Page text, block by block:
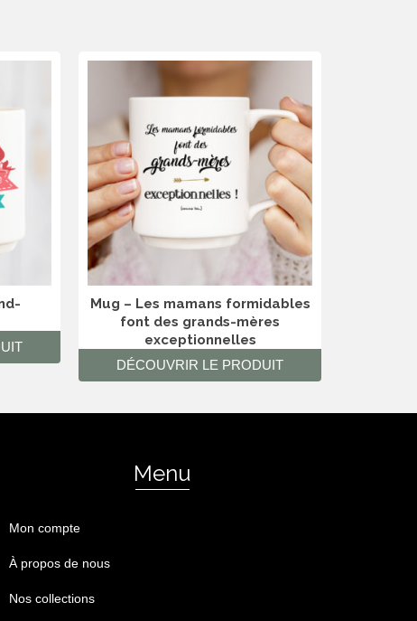
Mug – Les mamans formidables
font des grands-mères
exceptionnelles
DÉCOUVRIR LE PRODUIT
Menu
Mon compte
À propos de nous
Nos collections